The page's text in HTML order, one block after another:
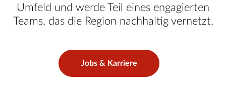
Umfeld und werde Teil eines engagierten
Teams, das die Region nachhaltig vernetzt.
Jobs & Karriere